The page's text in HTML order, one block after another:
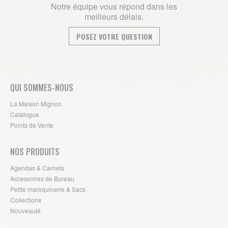
Notre équipe vous répond dans les
meilleurs délais.
POSEZ VOTRE QUESTION
QUI SOMMES-NOUS
La Maison Mignon
Catalogue
Points de Vente
NOS PRODUITS
Agendas & Carnets
Accessoires de Bureau
Petite maroquinerie & Sacs
Collections
Nouveauté